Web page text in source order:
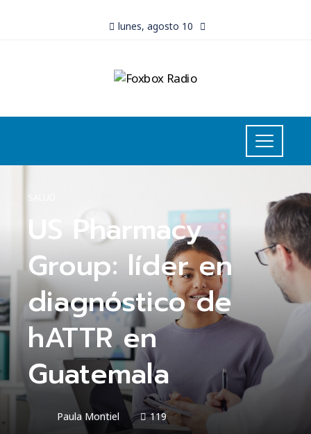
lunes, agosto 10
SALUD
US Pharmacy
Group: líder en
diagnóstico de
hATTR en
Guatemala
Paula Montiel 119